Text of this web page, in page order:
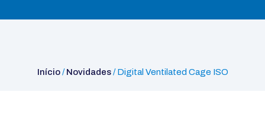
Início/Novidades/ Digital Ventilated Cage ISO